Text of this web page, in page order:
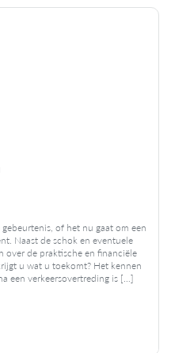
of het nu gaat om een
Naast de schok en eventuele
over de praktische en financiële
u wat u toekomt? Het kennen
een verkeersovertreding is […]